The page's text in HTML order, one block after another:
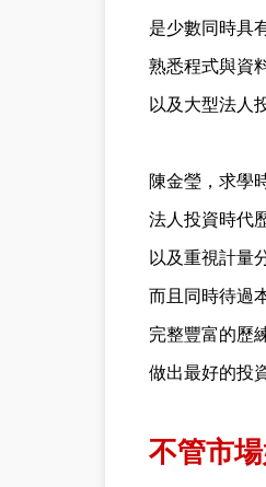
是少數同時具
熟悉程式與資
以及大型法人
陳金瑩，求學
法人投資時代
以及重視計量
而且同時待過
完整豐富的歷
做出最好的投
不管市